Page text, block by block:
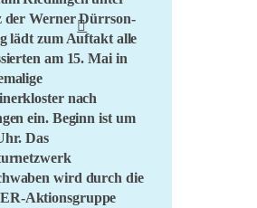
Schloss
22
U15
2021
der Werner Dürrson-
lädt zum Auftakt alle
am 15. Mai in
nach
ein. Beginn ist um
Das
wird durch die
Aktionsgruppe